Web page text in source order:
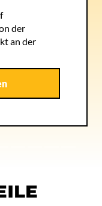
spannende
Abend